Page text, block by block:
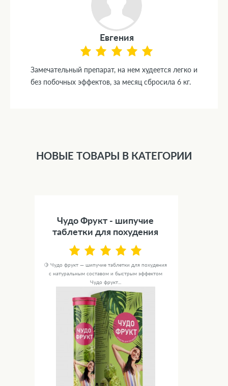
Евгения
Замечательный препарат, на нем худеется легко и
без побочных эффектов, за месяц сбросила 6 кг.
НОВЫЕ ТОВАРЫ В КАТЕГОРИИ
Чудо Фрукт - шипучие
таблетки для похудения
🍋 Чудо фрукт — шипучие таблетки для похудения
с натуральным составом и быстрым эффектом
Чудо фрукт...